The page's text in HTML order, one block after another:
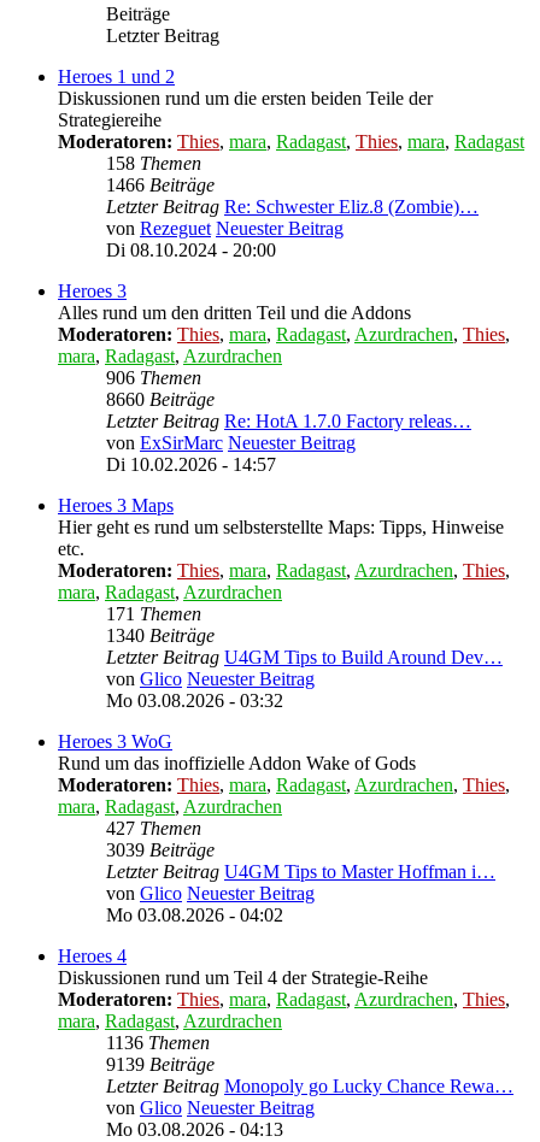
Beiträge
Letzter Beitrag
Heroes 1 und 2
Diskussionen rund um die ersten beiden Teile der
Strategiereihe
Moderatoren: Thies, mara, Radagast, Thies, mara, Radagast
158 Themen
1466 Beiträge
Letzter Beitrag Re: Schwester Eliz.8 (Zombie)…
von Rezeguet Neuester Beitrag
Di 08.10.2024 - 20:00
Heroes 3
Alles rund um den dritten Teil und die Addons
Moderatoren: Thies, mara, Radagast, Azurdrachen, Thies,
mara, Radagast, Azurdrachen
906 Themen
8660 Beiträge
Letzter Beitrag Re: HotA 1.7.0 Factory releas…
von ExSirMarc Neuester Beitrag
Di 10.02.2026 - 14:57
Heroes 3 Maps
Hier geht es rund um selbsterstellte Maps: Tipps, Hinweise
etc.
Moderatoren: Thies, mara, Radagast, Azurdrachen, Thies,
mara, Radagast, Azurdrachen
171 Themen
1340 Beiträge
Letzter Beitrag U4GM Tips to Build Around Dev…
von Glico Neuester Beitrag
Mo 03.08.2026 - 03:32
Heroes 3 WoG
Rund um das inoffizielle Addon Wake of Gods
Moderatoren: Thies, mara, Radagast, Azurdrachen, Thies,
mara, Radagast, Azurdrachen
427 Themen
3039 Beiträge
Letzter Beitrag U4GM Tips to Master Hoffman i…
von Glico Neuester Beitrag
Mo 03.08.2026 - 04:02
Heroes 4
Diskussionen rund um Teil 4 der Strategie-Reihe
Moderatoren: Thies, mara, Radagast, Azurdrachen, Thies,
mara, Radagast, Azurdrachen
1136 Themen
9139 Beiträge
Letzter Beitrag Monopoly go Lucky Chance Rewa…
von Glico Neuester Beitrag
Mo 03.08.2026 - 04:13